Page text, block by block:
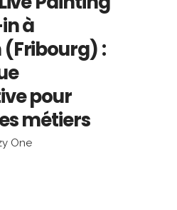
à
:
pour
métiers
One